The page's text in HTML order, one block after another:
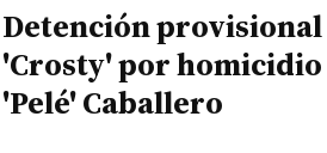
Detención provisional
'Crosty' por homicidio
'Pelé' Caballero